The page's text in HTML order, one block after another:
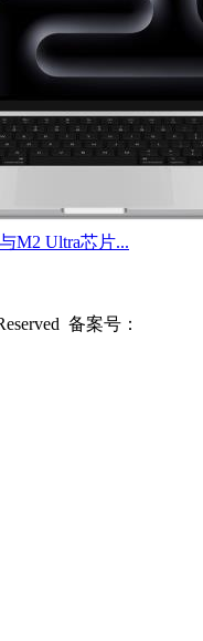
M2 Ultra芯片...
备案号：